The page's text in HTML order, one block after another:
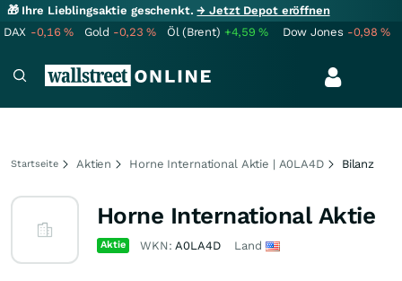
🎁 Ihre Lieblingsaktie geschenkt.→ Jetzt Depot eröffnen
DAX -0,16% Gold -0,23% Öl (Brent) +4,59% Dow Jones -0,98%
Startseite Aktien Horne International Aktie | A0LA4D Bilanz
Horne International Aktie
Aktie WKN:A0LA4D Land